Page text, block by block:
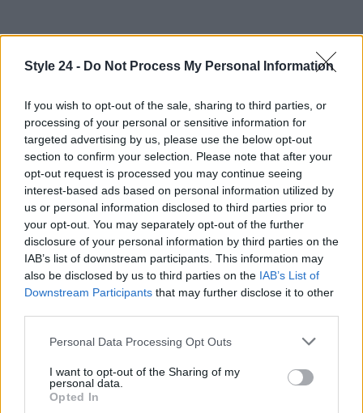
Style 24 - Do Not Process My Personal Information
If you wish to opt-out of the sale, sharing to third parties, or
processing of your personal or sensitive information for
targeted advertising by us, please use the below opt-out
section to confirm your selection. Please note that after your
opt-out request is processed you may continue seeing
interest-based ads based on personal information utilized by
us or personal information disclosed to third parties prior to
your opt-out. You may separately opt-out of the further
disclosure of your personal information by third parties on the
IAB’s list of downstream participants. This information may
also be disclosed by us to third parties on the IAB’s List of
Downstream Participants that may further disclose it to other
Please note that this website/app uses one or more Google
not limited to your visit or usage behaviour. You may click to
grant or deny consent to Google and its third-party tags to
use your data for below specified purposes in below Google
Personal Data Processing Opt Outs
I want to opt-out of the Sharing of my
personal data.
Opted In
Continua a leggere